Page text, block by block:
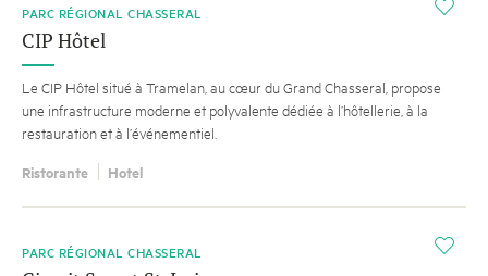
i
PARC RÉGIONAL CHASSERAL
CIP Hôtel
Le CIP Hôtel situé à Tramelan, au cœur du Grand Chasseral, propose
une infrastructure moderne et polyvalente dédiée à l’hôtellerie, à la
restauration et à l’événementiel.
Ristorante Hotel
i
PARC RÉGIONAL CHASSERAL